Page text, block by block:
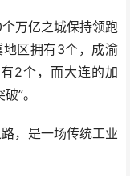
万亿之城保持领跑
区拥有3个，成渝
2个，而大连的加
”。
，是一场传统工业